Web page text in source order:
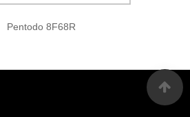
Pentodo 8F68R